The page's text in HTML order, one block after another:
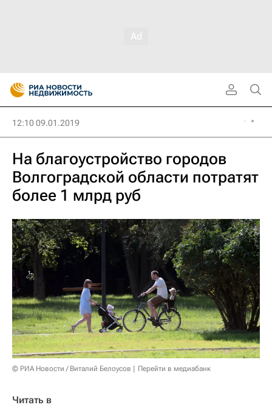
12:10 09.01.2019
На благоустройство городов
Волгоградской области потратят
более 1 млрд руб
© РИА Новости / Виталий Белоусов Перейти в медиабанк
Читать в